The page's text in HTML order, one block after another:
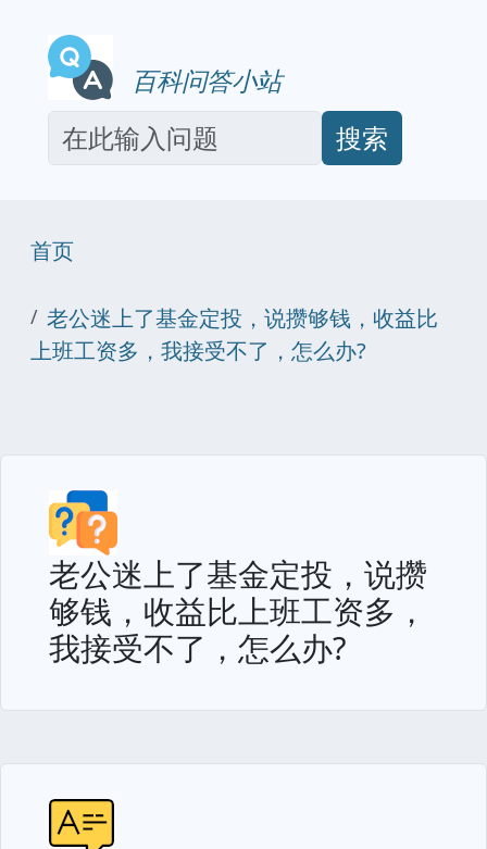
百科问答小站
搜索
首页
老公迷上了基金定投，说攒够钱，收益比
上班工资多，我接受不了，怎么办?
老公迷上了基金定投，说攒
够钱，收益比上班工资多，
我接受不了，怎么办?